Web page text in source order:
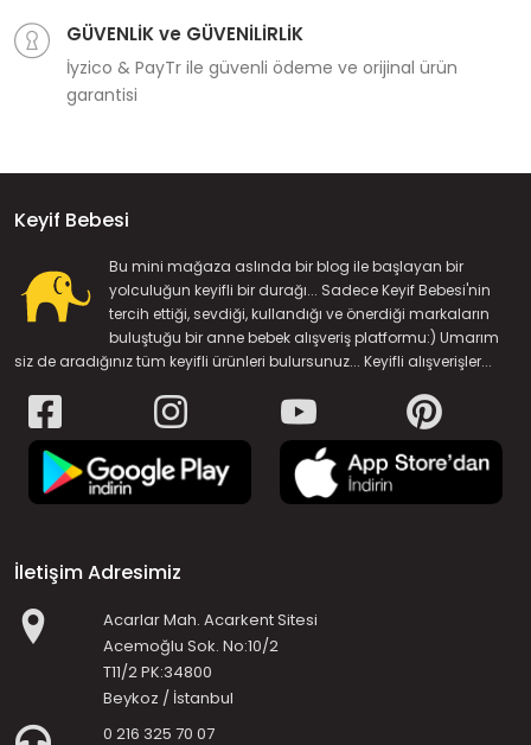
GÜVENLİK ve GÜVENİLİRLİK
İyzico & PayTr ile güvenli ödeme ve orijinal ürün
garantisi
Keyif Bebesi
Bu mini mağaza aslında bir blog ile başlayan bir
yolculuğun keyifli bir durağı... Sadece Keyif Bebesi'nin
tercih ettiği, sevdiği, kullandığı ve önerdiği markaların
buluştuğu bir anne bebek alışveriş platformu:) Umarım
siz de aradığınız tüm keyifli ürünleri bulursunuz... Keyifli alışverişler...
İletişim Adresimiz
Acarlar Mah. Acarkent Sitesi
Acemoğlu Sok. No:10/2
T11/2 PK:34800
Beykoz / İstanbul
0 216 325 70 07